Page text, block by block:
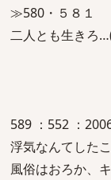
≫580・５８１
二人とも生きろ
589 ：552 ：
浮気なんてした
風俗はおろか、